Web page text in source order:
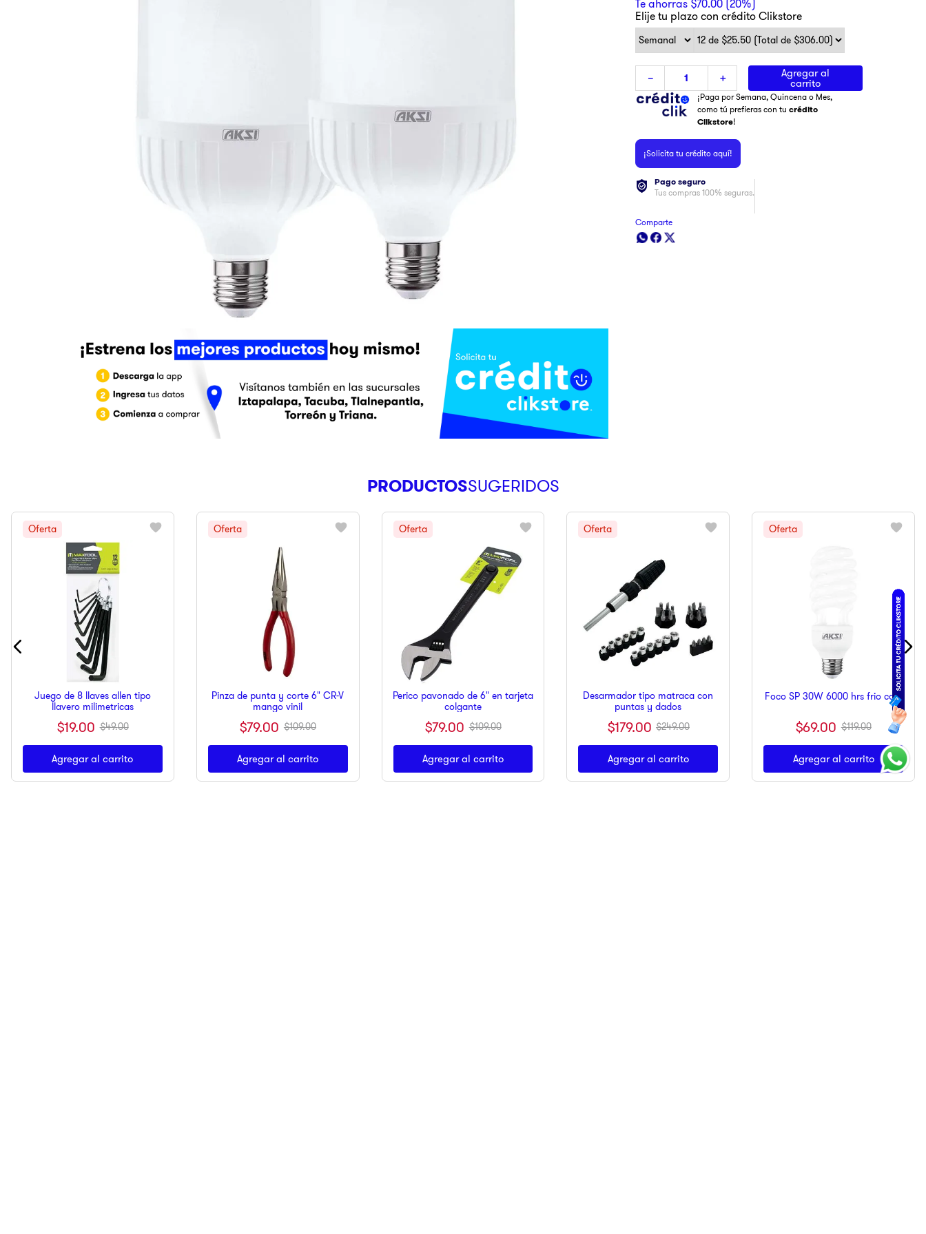
Te ahorras $70.00 (20%)
Elije tu plazo con crédito Clikstore
＋
－ Agregar al
carrito
¡Paga por Semana, Quincena o Mes,
como tú prefieras con tucrédito
Clikstore!
¡Solicita tu crédito aquí!
Pago seguro
Tus compras 100% seguras.
Comparte
PRODUCTOS
Juego de 8 llaves allen tipo
llavero milimetricas
$19.00 $49.00
Agregar al carrito
Pinza de punta y corte 6" CR-V
mango vinil
$79.00 $109.00
Agregar al carrito
Perico pavonado de 6" en tarjeta
colgante
$79.00 $109.00
Agregar al carrito
Desarmador tipo matraca con
puntas y dados
$179.00 $249.00
Agregar al carrito
Foco SP 30W 6000 hrs frio caja
$69.00 $119.00
Agregar al carrito